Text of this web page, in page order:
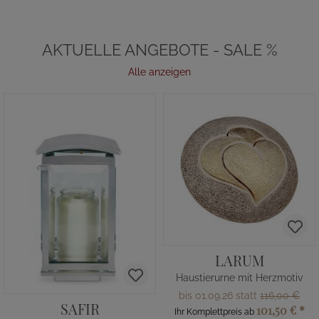
AKTUELLE ANGEBOTE - SALE %
Alle anzeigen
SAFIR
LARUM
Haustierurne mit Herzmotiv
bis 01.09.26 statt 116,00 €
Ihr Komplettpreis ab 101,50 € *